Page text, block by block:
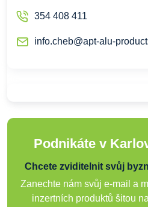
354 408 411
info.cheb@apt-alu-
Podnikáte v
Chcete zviditelnit svůj
Zanechte nám svůj e-mail a
inzertních produktů šitou